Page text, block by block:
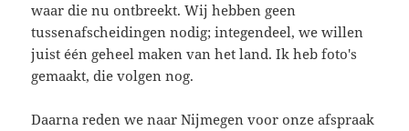
waar die nu ontbreekt. Wij hebben geen
tussenafscheidingen nodig; integendeel, we willen
juist één geheel maken van het land. Ik heb foto's
gemaakt, die volgen nog.
Daarna reden we naar Nijmegen voor onze afspraak